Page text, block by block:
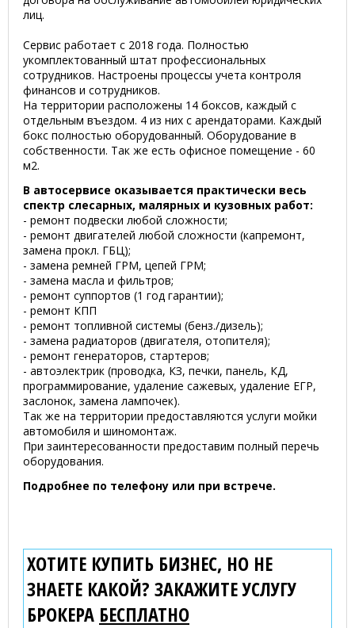
лиц.
Сервис работает с 2018 года. Полностью
укомплектованный штат профессиональных
сотрудников. Настроены процессы учета контроля
финансов и сотрудников.
На территории расположены 14 боксов, каждый с
отдельным въездом. 4 из них с арендаторами. Каждый
бокс полностью оборудованный. Оборудование в
собственности. Так же есть офисное помещение - 60
м2.
В автосервисе оказывается практически весь
спектр слесарных, малярных и кузовных работ:
- ремонт подвески любой сложности;
- ремонт двигателей любой сложности (капремонт,
замена прокл. ГБЦ);
- замена ремней ГРМ, цепей ГРМ;
- замена масла и фильтров;
- ремонт суппортов (1 год гарантии);
- ремонт КПП
- ремонт топливной системы (бенз./дизель);
- замена радиаторов (двигателя, отопителя);
- ремонт генераторов, стартеров;
- автоэлектрик (проводка, КЗ, печки, панель, КД,
программирование, удаление сажевых, удаление ЕГР,
заслонок, замена лампочек).
Так же на территории предоставляются услуги мойки
автомобиля и шиномонтаж.
При заинтересованности предоставим полный перечь
оборудования.
Подробнее по телефону или при встрече.
ХОТИТЕ КУПИТЬ БИЗНЕС, НО НЕ
ЗНАЕТЕ КАКОЙ? ЗАКАЖИТЕ УСЛУГУ
БРОКЕРА БЕСПЛАТНО